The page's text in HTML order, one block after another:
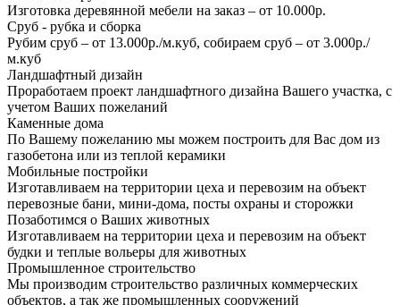
Изготовка деревянной мебели на заказ – от 10.000р.
Сруб - рубка и сборка
Рубим сруб – от 13.000р./м.куб, собираем сруб – от 3.000р./
м.куб
Ландшафтный дизайн
Проработаем проект ландшафтного дизайна Вашего участка, с
учетом Ваших пожеланий
Каменные дома
По Вашему пожеланию мы можем построить для Вас дом из
газобетона или из теплой керамики
Мобильные постройки
Изготавливаем на территории цеха и перевозим на объект
перевозные бани, мини-дома, посты охраны и сторожки
Позаботимся о Ваших животных
Изготавливаем на территории цеха и перевозим на объект
будки и теплые вольеры для животных
Промышленное строительство
Мы производим строительство различных коммерческих
объектов, а так же промышленных сооружений